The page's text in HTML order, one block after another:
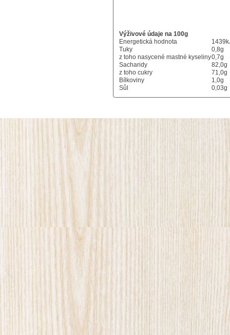
Výživové údaje na 100g
Energetická hodnota
Tuky
0,8g
z toho nasycené mastné kyseliny0,7g
Sacharidy
82,0g
z toho cukry
71,0g
Bílkoviny
1,0g
Sůl
0,03g